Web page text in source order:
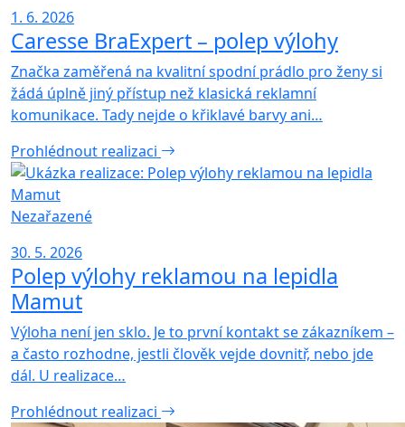
1. 6. 2026
Caresse BraExpert – polep výlohy
Značka zaměřená na kvalitní spodní prádlo pro ženy si
žádá úplně jiný přístup než klasická reklamní
komunikace. Tady nejde o křiklavé barvy ani…
Prohlédnout realizaci
Nezařazené
30. 5. 2026
Polep výlohy reklamou na lepidla
Mamut
Výloha není jen sklo. Je to první kontakt se zákazníkem –
a často rozhodne, jestli člověk vejde dovnitř, nebo jde
dál. U realizace…
Prohlédnout realizaci